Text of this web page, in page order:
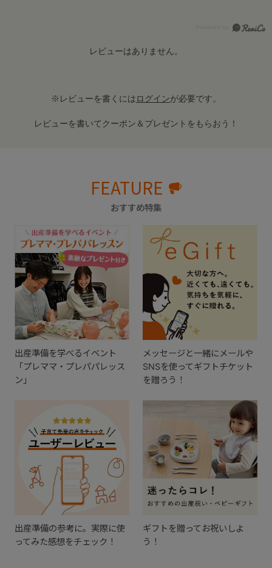
レビューはありません。
※レビューを書くにはログインが必要です。
レビューを書いてクーポン＆プレゼントをもらおう！
FEATURE
おすすめ特集
出産準備を学べるイベント
「プレママ・プレパパレッス
ン」
メッセージと一緒にメールや
SNSを使ってギフトチケット
を贈ろう！
出産準備の参考に。実際に使
ってみた感想をチェック！
ギフトを贈ってお祝いしよ
う！